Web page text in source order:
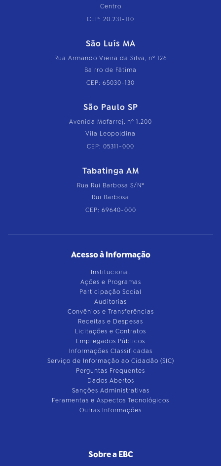
Centro
CEP: 20.231-110
São Luís MA
Rua Armando Vieira da Silva, nº 126
Bairro de Fátima
CEP: 65030-130
São Paulo SP
Avenida Mofarrej, nº 1.200
Vila Leopoldina
CEP: 05311-000
Tabatinga AM
Rua Rui Barbosa S/Nº
Rui Barbosa
CEP: 69640-000
Acesso à Informação
Institucional
Ações e Programas
Participação Social
Auditorias
Convênios e Transferências
Receitas e Despesas
Licitações e Contratos
Empregados Públicos
Informações Classificadas
Serviço de Informação ao Cidadão (SIC)
Perguntas Frequentes
Dados Abertos
Sanções Administrativas
Feramentas e Aspectos Tecnológicos
Outras Informações
Sobre a EBC